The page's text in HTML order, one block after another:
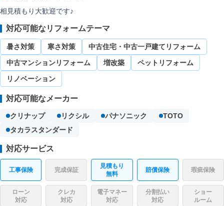
相見積もり大歓迎です♪
対応可能なリフォームテーマ
暑さ対策 寒さ対策
中古住宅・中古一戸建てリフォーム
中古マンションリフォーム
増改築
ペットリフォーム
リノベーション
対応可能なメーカー
クリナップ リクシル パナソニック
TOTO
タカラスタンダード
対応サービス
工事保険 完成保証
見積もり
無料
賠償保険 瑕疵保険
ローン
対応
クレカ
対応
電子マネー
対応
分割払い
対応
ショー
ルーム